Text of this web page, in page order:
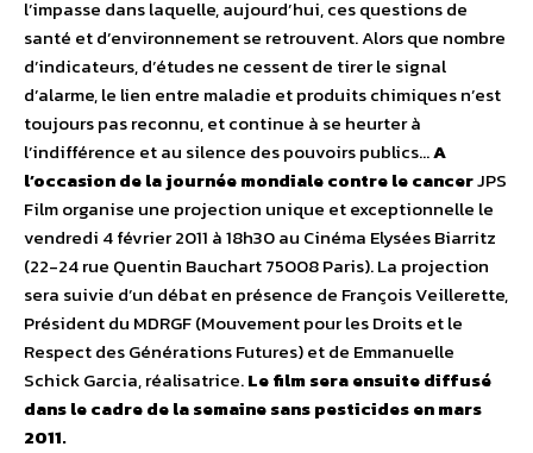
l’impasse dans laquelle, aujourd’hui, ces questions de
santé et d’environnement se retrouvent. Alors que nombre
d’indicateurs, d’études ne cessent de tirer le signal
d’alarme, le lien entre maladie et produits chimiques n’est
toujours pas reconnu, et continue à se heurter à
l’indifférence et au silence des pouvoirs publics…A
l’occasion de la journée mondiale contre le cancerJPS
Film organise une projection unique et exceptionnelle le
vendredi 4 février 2011 à 18h30 au Cinéma Elysées Biarritz
(22-24 rue Quentin Bauchart 75008 Paris). La projection
sera suivie d’un débat en présence de François Veillerette,
Président du MDRGF (Mouvement pour les Droits et le
Respect des Générations Futures) et de Emmanuelle
Schick Garcia, réalisatrice.Le film sera ensuite diffusé
dans le cadre de la semaine sans pesticides en mars
2011.